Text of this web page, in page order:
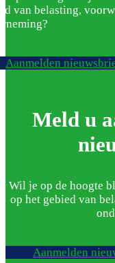
van belasting,
Aanmelden
Meld u
Wil je op de hoogte
op het gebied van
Aanmelden